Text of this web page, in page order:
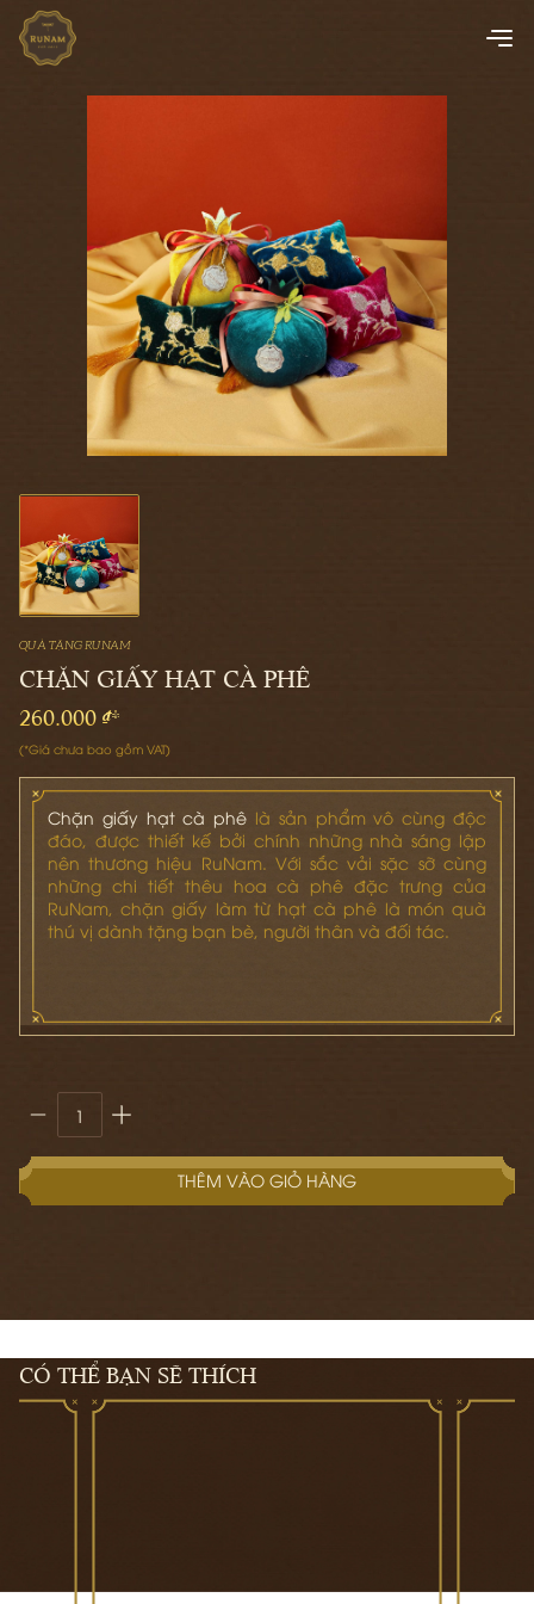
QUÀ TẶNG RUNAM
CHẶN GIẤY HẠT CÀ PHÊ
260.000 ₫*
(*Giá chưa bao gồm VAT)
Chặn giấy hạt cà phê là sản phẩm vô cùng độc
đáo, được thiết kế bởi chính những nhà sáng lập
nên thương hiệu RuNam. Với sắc vải sặc sỡ cùng
những chi tiết thêu hoa cà phê đặc trưng của
RuNam, chặn giấy làm từ hạt cà phê là món quà
thú vị dành tặng bạn bè, người thân và đối tác.
THÊM VÀO GIỎ HÀNG
CÓ THỂ BẠN SẼ THÍCH